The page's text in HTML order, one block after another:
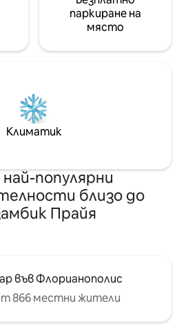
паркиране на
място
Климатик
популярни
близо до
Прайя
във Флорианополис
866 местни жители